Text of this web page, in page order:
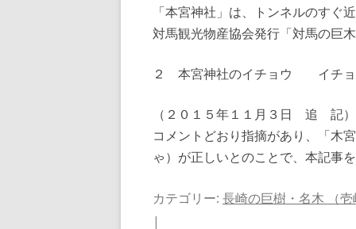
「本宮神社」は、トンネルのすぐ
対馬観光物産協会発行「対馬の巨
２ 本宮神社のイチョウ イ
（２０１５年１１月３日 追 記）
コメントどおり指摘があり、「木
ゃ）が正しいとのことで、本記事
カテゴリー: 長崎の巨樹・名木 （
|